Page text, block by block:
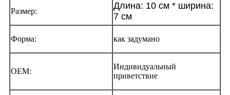
Размер:
Длина: 10 см * ширина:
7 см
Форма: как задумано
OEM:
Индивидуальный
приветствие